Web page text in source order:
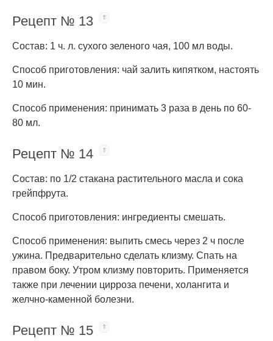
Рецепт № 13
Состав: 1 ч. л. сухого зеленого чая, 100 мл воды.
Способ приготовления: чай залить кипятком, настоять
10 мин.
Способ применения: принимать 3 раза в день по 60-
80 мл.
Рецепт № 14
Состав: по 1/2 стакана растительного масла и сока
грейпфрута.
Способ приготовления: ингредиенты смешать.
Способ применения: выпить смесь через 2 ч после
ужина. Предварительно сделать клизму. Спать на
правом боку. Утром клизму повторить. Применяется
также при лечении цирроза печени, холангита и
желчно-каменной болезни.
Рецепт № 15